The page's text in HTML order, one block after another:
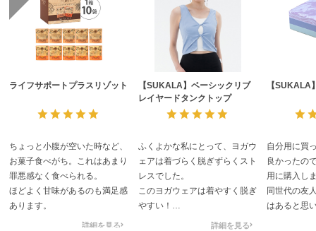
ライフサポートプラスリゾット
詳細を見る
ちょっと小腹が空いた時など、
お菓子食べがち。これはあまり
罪悪感なく食べられる。
ほどよく甘味があるのも満足感
あります。
【SUKALA】ベーシックリブ
レイヤードタンクトップ
詳細を見る
ふくよかな私にとって、ヨガウ
ェアは着づらく脱ぎずらくスト
レスでした。
このヨガウェアは着やすく脱ぎ
やすい！
もっとヨガに行くのが楽しみに
【SUKALA
自分用に買
良かったの
用に購入し
同世代の友
はあると思